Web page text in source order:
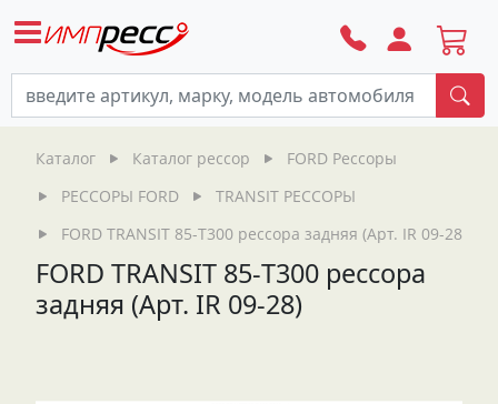
Каталог Каталог рессор
FORD Рессоры
РЕССОРЫ FORD
TRANSIT РЕССОРЫ
FORD TRANSIT 85-Т300 рессора задняя (Арт. IR 09-28)
FORD TRANSIT 85-Т300 рессора
задняя (Арт. IR 09-28)